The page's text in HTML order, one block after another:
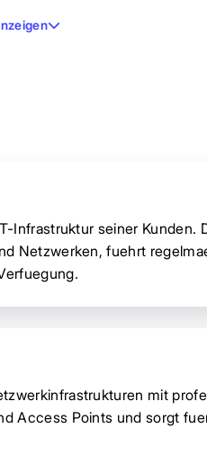
Infrastruktur seiner Kunden.
Netzwerken, fuehrt
mit
Access Points und sorgt